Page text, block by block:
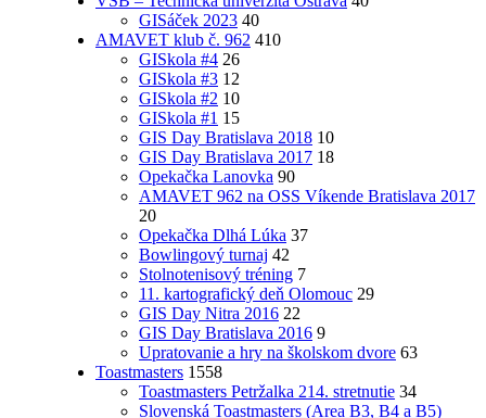
GISáček 2023 40
AMAVET klub č. 962 410
GISkola #4 26
GISkola #3 12
GISkola #2 10
GISkola #1 15
GIS Day Bratislava 2018 10
GIS Day Bratislava 2017 18
Opekačka Lanovka 90
AMAVET 962 na OSS Víkende Bratislava 2017
20
Opekačka Dlhá Lúka 37
Bowlingový turnaj 42
Stolnotenisový tréning 7
11. kartografický deň Olomouc 29
GIS Day Nitra 2016 22
GIS Day Bratislava 2016 9
Upratovanie a hry na školskom dvore 63
Toastmasters 1558
Toastmasters Petržalka 214. stretnutie 34
Slovenská Toastmasters (Area B3, B4 a B5)